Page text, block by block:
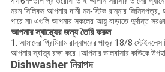
নরম সিলিকন আপনার দামী নন-স্টিক রান্নার
পারে না৷ এগুলি আপনার সকলের আয়ু বাড়াতে দুর্দান্ত
আপনার স্বাস্থ্যের জন্য তৈরি করুন
1. আমাদের প্রিমিয়াম রান্নাঘরের পাত্র 18/8
আপনার স্বাস্থ্য রক্ষা করে।আপনার ভালবাসার কাউকে
Dishwasher নিরাপদ